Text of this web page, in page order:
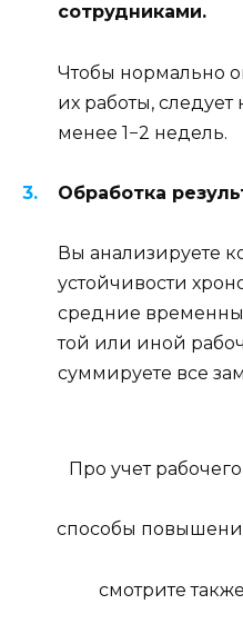
сотрудниками.
Чтобы нормально
их работы,
менее 1−2 недель.
Обработка
Вы анализируете
устойчивости
средние
той или иной
суммируете все
Про учет
способы
смотрите